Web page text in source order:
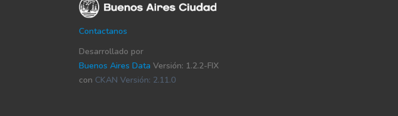
Contactanos
Desarrollado por
Buenos Aires Data Versión: 1.2.2-FIX
con CKAN Versión: 2.11.0